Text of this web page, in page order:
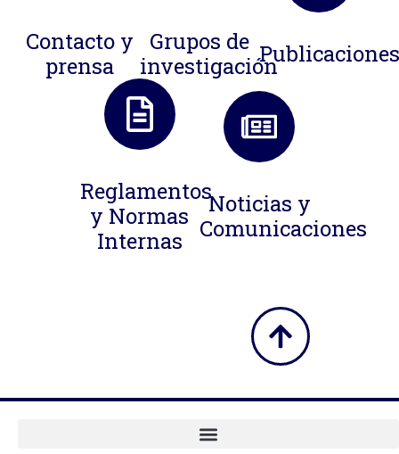
Contacto y
prensa
Grupos de
investigación
Reglamentos
y Normas
Internas
Noticias y
Comunicaciones